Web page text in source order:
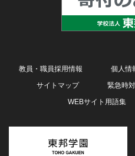
教員・職員採用情報 個人情
サイトマップ
緊急時
WEBサイト用語集